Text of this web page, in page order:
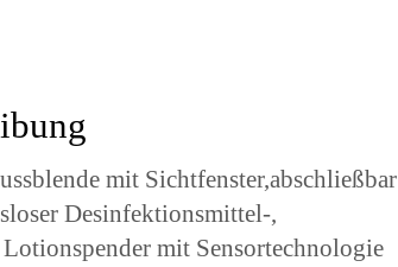
mit Sichtfenster,abschließbar
Desinfektionsmittel-,
mit Sensortechnologie